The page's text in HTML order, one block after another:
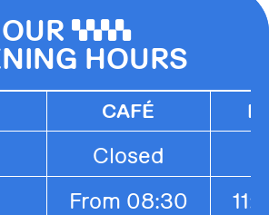
OUR 0000
HOURS
CAFÉ
Closed
From 08:30